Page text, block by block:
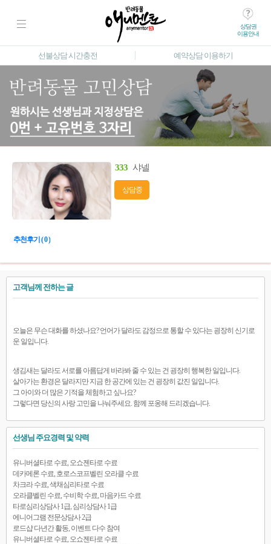
상담권
이용안내
선불상담 시간충전 예약상담 이용하기
333 샤넬
상담중
추천후기 ( 0 )
고객님께 전하는 글
오늘은 무슨 대화를 하셨나요? 언어가 달라도 감정으로 통할 수 있다는 굉장히 신기로
운 일입니다.
생김새는 달라도 서로를 아름답게 바라봐 줄 수 있는 건 굉장히 행복한 일입니다.
살아가는 환경은 달라지만 지금 한 공간에 있는 건 굉장히 값진 일입니다.
그 아이와 더 많은 기적을 체험하고 싶나요?
그렇다면 당신의 사랑 고민을 나눠주세요. 함께 포옹해 드리겠습니다.
선생님 주요경력 및 약력
유니버셜타로 수료, 오쇼젠타로 수료
데카메론 수료, 호로스코프벨린 오라클 수료
차크라 수료, 색채심리타로 수료
오라클벨린 수료, 수비학 수료, 마음카드 수료
타로심리상담사 1급, 심리상담사 1급
에니어그램 전문상담사 2급
로드샵 다년간 활동, 이벤트 다수 참여
유니버셜타로 수료, 오쇼젠타로 수료